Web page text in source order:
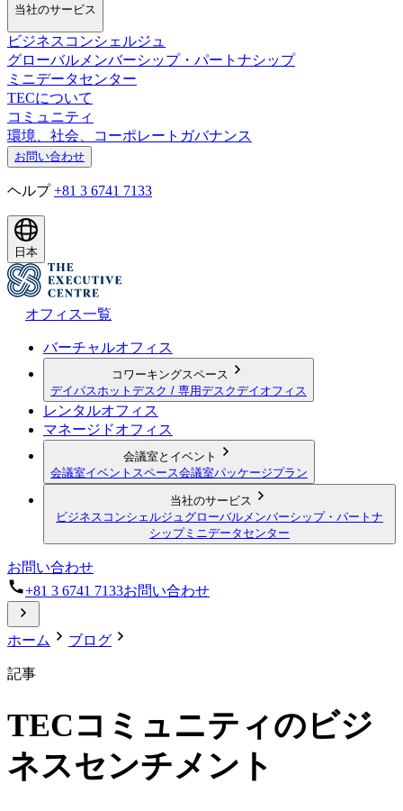
当社のサービス
ビジネスコンシェルジュ
グローバルメンバーシップ・パートナシップ
ミニデータセンター
TECについて
コミュニティ
環境、社会、コーポレートガバナンス
お問い合わせ
ヘルプ +81 3 6741 7133
日本
オフィス一覧
バーチャルオフィス
コワーキングスペース
デイパス ホットデスク / 専用デスクデイオフィス
レンタルオフィス
マネージドオフィス
会議室とイベント
会議室イベントスペース会議室パッケージプラン
当社のサービス
ビジネスコンシェルジュ グローバルメンバーシップ・パートナ
シップミニデータセンター
お問い合わせ
+81 3 6741 7133お問い合わせ
ホーム ブログ
記事
TECコミュニティのビジ
ネスセンチメント